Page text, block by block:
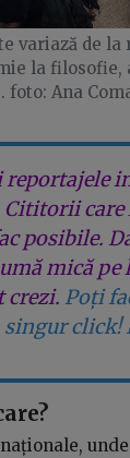
variază de
la filosofie,
foto: Ana
care
posibile.
mică
crezi. Poți
singur